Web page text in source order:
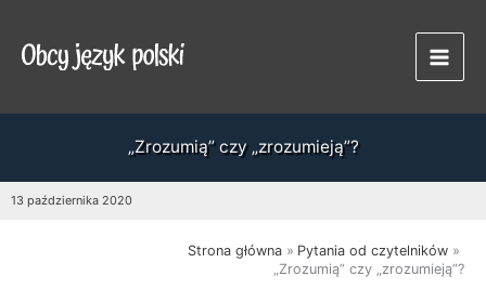
treści
„Zrozumią” czy „zrozumieją”?
13 października 2020
Strona główna
Pytania od czytelników
„Zrozumią” czy „zrozumieją”?